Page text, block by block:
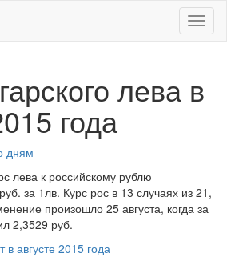
Меню
лева в
года
дням
лева к российскому рублю
за 1лв. Курс рос в 13 случаях из 21,
произошло 25 августа, когда за
2,3529 руб.
в августе 2015 года